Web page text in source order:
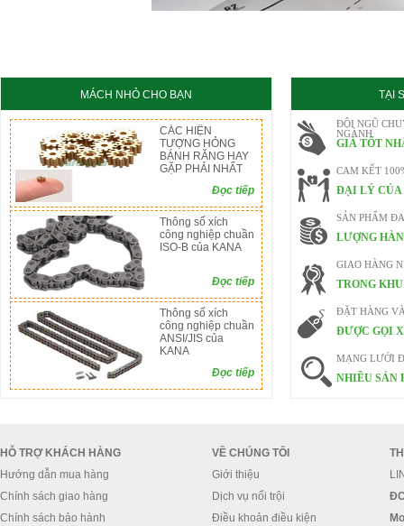
MÁCH NHỎ CHO BẠN
CÁC HIỆN
TƯỢNG HỎNG
BÁNH RĂNG HAY
GẶP PHẢI NHẤT
Đọc tiếp
Thông số xích
công nghiệp chuần
ISO-B của KANA
Đọc tiếp
Thông số xích
công nghiệp chuần
ANSI/JIS của
KANA
Đọc tiếp
TẠI
ĐỘI NGŨ
NGÀNH
GIÁ TỐT
CAM KẾT
ĐẠI LÝ CỦA
SẢN PHẨM
LƯỢNG
GIAO HÀNG
TRONG
ĐẶT HÀNG
ĐƯỢC GỌI
MẠNG LƯỚI
NHIỀU SẢN
HỖ TRỢ KHÁCH HÀNG
Hướng dẫn mua hàng
Chính sách giao hàng
Chính sách bảo hành
VỀ CHÚNG TÔI
Giới thiệu
Dịch vụ nổi trội
Điều khoản điều kiện